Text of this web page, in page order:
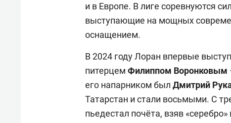
и в Европе. В лиге соревнуются
выступающие на мощных
оснащением.
В 2024 году Лоран впервые
питерцем Филиппом Воронковым
его напарником был Дмитрий
Татарстан и стали восьмыми. С
пьедестал почёта, взяв